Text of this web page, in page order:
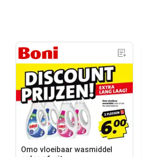
Omo vloeibaar wasmiddel